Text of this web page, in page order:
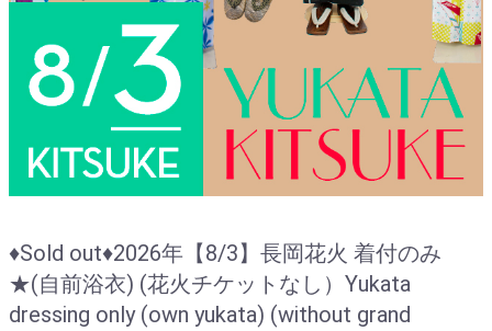
♦Sold out♦2026年【8/3】長岡花火 着付のみ
★(自前浴衣) (花火チケットなし）Yukata
dressing only (own yukata) (without grand